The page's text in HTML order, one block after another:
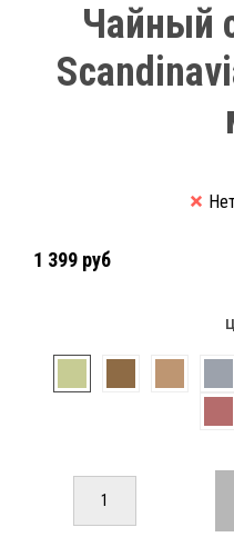
Чайный
1 399 руб